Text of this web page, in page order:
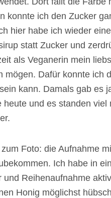
konnte ich den Zucker
hier habe ich wieder
statt Zucker und
als Veganerin mein
mögen. Dafür konnte ich
kann. Damals gab es
heute und es standen
Foto: die Aufnahme
Ich habe in
und Reihenaufnahme
Honig möglichst